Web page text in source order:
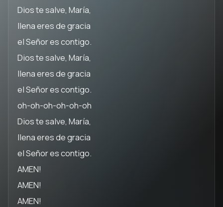
Dios te salve, María,
llena eres de gracia
el Señor es contigo.
Dios te salve, María,
llena eres de gracia
el Señor es contigo.
oh-oh-oh-oh-oh-oh
Dios te salve, María,
llena eres de gracia
el Señor es contigo.
AMEN!
AMEN!
AMEN!